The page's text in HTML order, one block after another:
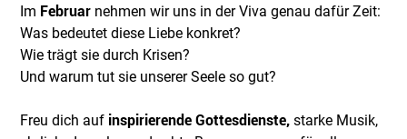
Im Februar nehmen wir uns in der Viva genau dafür Zeit:
Was bedeutet diese Liebe konkret?
Wie trägt sie durch Krisen?
Und warum tut sie unserer Seele so gut?
Freu dich auf inspirierende Gottesdienste, starke Musik,